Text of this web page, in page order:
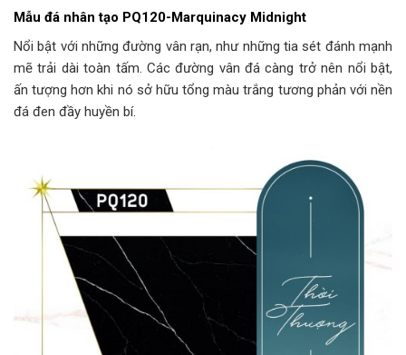
Mẫu đá nhân tạo PQ120-Marquinacy Midnight
Nổi bật với những đường vân rạn, như những tia sét đánh mạnh
mẽ trải dài toàn tấm. Các đường vân đá càng trở nên nổi bật,
ấn tượng hơn khi nó sở hữu tổng màu trắng tương phản với nền
đá đen đầy huyền bí.